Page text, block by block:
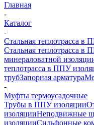
Главная
-
Каталог
-
Стальная теплотрасса в
Стальная теплотрасса в
минераловатной
теплотрасса в ППУ
трубЗапорная арматура
-
Муфты термоусадочные
Трубы в ППУ изоляции
изоляцииНеподвижные
изоляцииCильфонные